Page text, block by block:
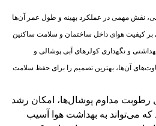
نقش مهمی در عملکرد بهینه و طول عمر آن‌ها
بر کیفیت هوای داخل ساختمان و سلامت ساکنین
و نگهداری کولرهای آبی پوشالی و
آن‌ها، بهترین تصمیم را برای حفظ سلامت
رطوبت مداوم پوشال‌ها، امکان رشد
که می‌تواند به بهداشت هوا آسیب